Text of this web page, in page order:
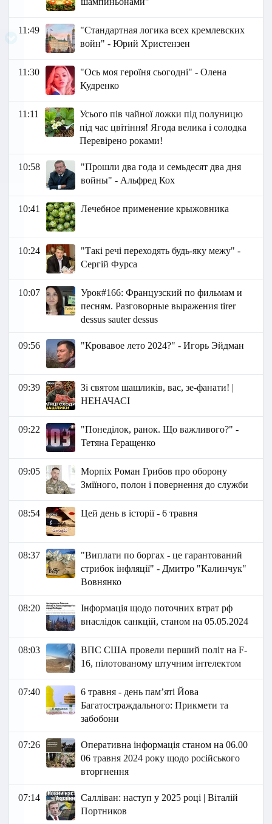
11:49
"Стандартная логика всех кремлевских
войн" - Юрий Христензен
11:30
"Ось моя героїня сьогодні" - Олена
Кудренко
11:11
Усього пів чайної ложки під полуницю
під час цвітіння! Ягода велика і солодка
Перевірено роками!
10:58
"Прошли два года и семьдесят два дня
войны" - Альфред Кох
10:41 Лечебное применение крыжовника
10:24
"Такі речі переходять будь-яку межу" -
Сергій Фурса
10:07
Урок#166: Французский по фильмам и
песням. Разговорные выражения tirer
dessus sauter dessus
09:56 "Кровавое лето 2024?" - Игорь Эйдман
09:39
Зі святом шашликів, вас, зе-фанати! |
НЕНАЧАСІ
09:22
"Понеділок, ранок. Що важливого?" -
Тетяна Геращенко
09:05
Морпіх Роман Грибов про оборону
Зміїного, полон і повернення до служби
08:54 Цей день в історії - 6 травня
08:37
"Виплати по боргах - це гарантований
стрибок інфляції" - Дмитро "Калинчук"
Вовнянко
08:20
Інформація щодо поточних втрат рф
внаслідок санкцій, станом на 05.05.2024
08:03
ВПС США провели перший політ на F-
16, пілотованому штучним інтелектом
07:40
6 травня - день пам’яті Йова
Багатостраждального: Прикмети та
забобони
07:26
Оперативна інформація станом на 06.00
06 травня 2024 року щодо російського
вторгнення
07:14
Салліван: наступ у 2025 році | Віталій
Портников